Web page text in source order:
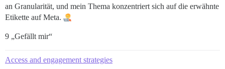
an Granularität, und mein Thema konzentriert sich auf die erwähnte
Etikette auf Meta.
9 „Gefällt mir“
Access and engagement strategies